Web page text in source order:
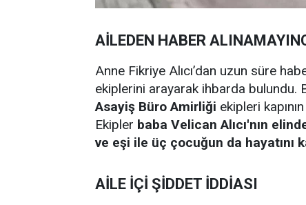
AİLEDEN HABER
Anne Fikriye Alıcı’dan uzun süre
ekiplerini arayarak ihbarda
Asayiş Büro Amirliği ekipleri
Ekipler baba Velican Alıcı'nın
ve eşi ile üç çocuğun da
AİLE İÇİ ŞİDDET İDDİASI